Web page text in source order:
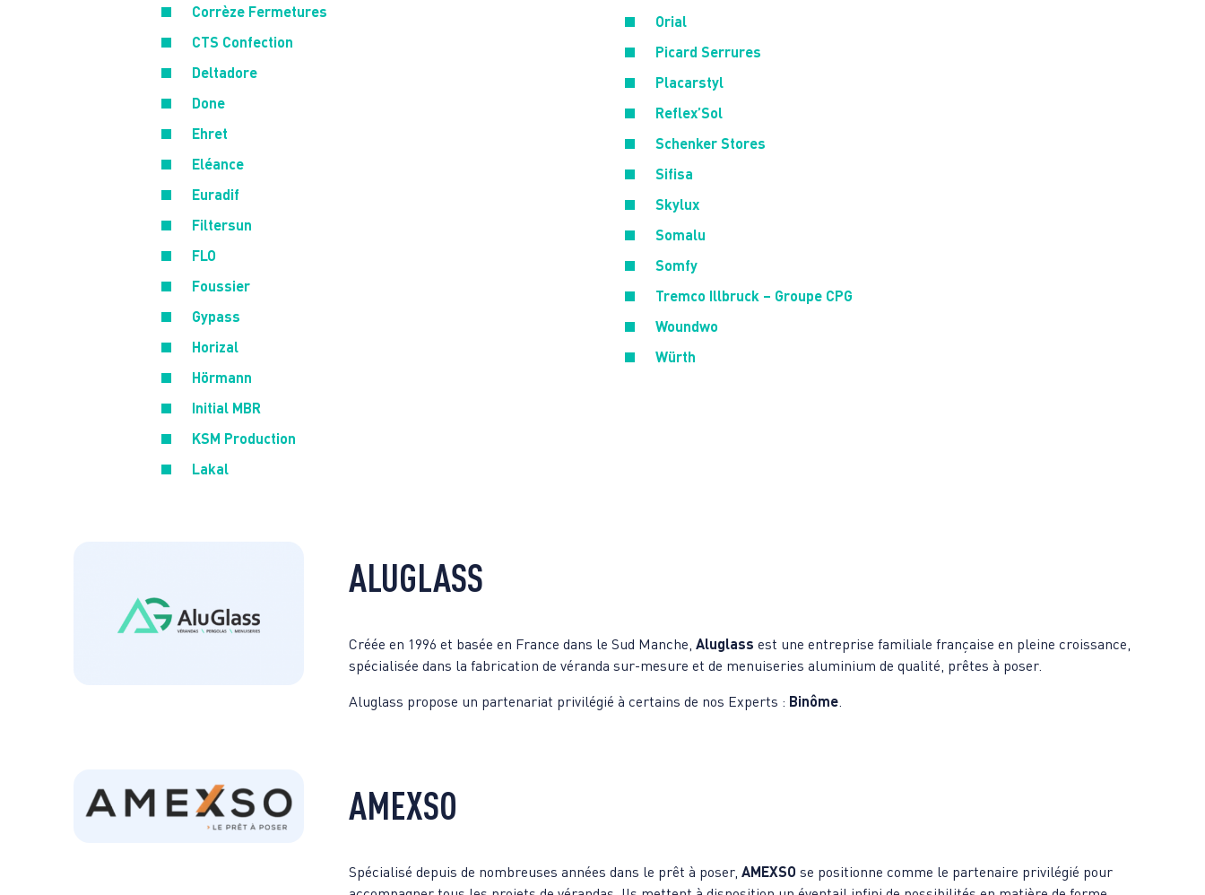
Corrèze Fermetures
CTS Confection
Deltadore
Done
Ehret
Eléance
Euradif
Filtersun
FLO
Foussier
Gypass
Horizal
Hörmann
Initial MBR
KSM Production
Lakal
Orial
Picard Serrures
Placarstyl
Reflex’Sol
Schenker Stores
Sifisa
Skylux
Somalu
Somfy
Tremco Illbruck – Groupe CPG
Woundwo
Würth
ALUGLASS
Créée en 1996 et basée en France dans le Sud Manche,Aluglassest une entreprise familiale française en pleine croissance,
spécialisée dans la fabrication de véranda sur-mesure et de menuiseries aluminium de qualité, prêtes à poser.
Aluglass propose un partenariat privilégié à certains de nos Experts : Binôme
AMEXSO
Spécialisé depuis de nombreuses années dans le prêt à poser,AMEXSOse positionne comme le partenaire privilégié pour